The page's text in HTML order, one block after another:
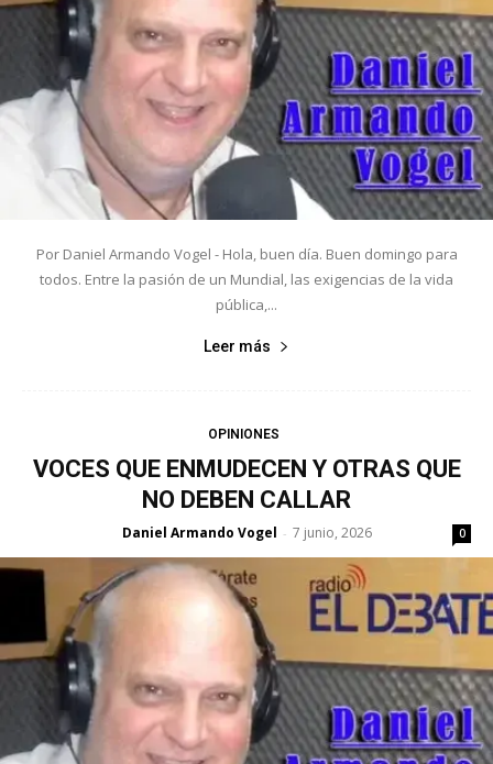
Por Daniel Armando Vogel - Hola, buen día. Buen domingo para
todos. Entre la pasión de un Mundial, las exigencias de la vida
pública,...
Leer más
OPINIONES
VOCES QUE ENMUDECEN Y OTRAS QUE
NO DEBEN CALLAR
Daniel Armando Vogel - 7 junio, 2026 0